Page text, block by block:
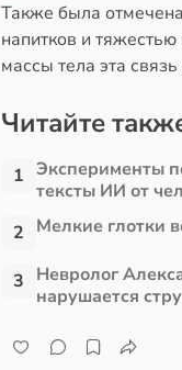
Также была
напитков и
массы тела эта
Читайте
1 Эксперименты
тексты ИИ от
2 Мелкие глотки
3 Невролог
нарушается